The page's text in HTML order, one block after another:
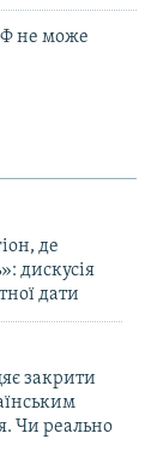
не може
де
дискусія
дати
закрити
Чи реально